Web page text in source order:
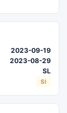
2023-09-19
2023-08-29
SL
SI